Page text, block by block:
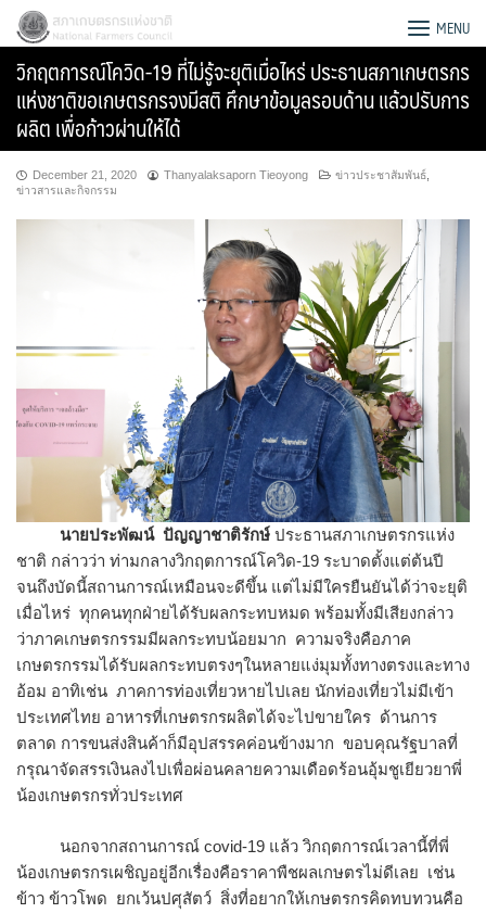
Skip
content
Search
สภาเกษตรกรแห่งชาติ MENU
วิกฤตการณ์โควิด-19 ที่ไม่รู้จะยุติเมื่อไหร่ ประธานสภาเกษตรกร
แห่งชาติขอเกษตรกรจงมีสติ ศึกษาข้อมูลรอบด้าน แล้วปรับการ
ผลิต เพื่อก้าวผ่านให้ได้
December 21, 2020 Thanyalaksaporn Tieoyong ข่าวประชาสัมพันธ์
ข่าวสารและกิจกรรม
นายประพัฒน์ ปัญญาชาติรักษ์ ประธานสภาเกษตรกรแห่ง
ชาติ กล่าวว่า ท่ามกลางวิกฤตการณ์โควิด-19 ระบาดตั้งแต่ต้นปี
จนถึงบัดนี้สถานการณ์เหมือนจะดีขึ้น แต่ไม่มีใครยืนยันได้ว่าจะยุติ
เมื่อไหร่ ทุกคนทุกฝ่ายได้รับผลกระทบหมด พร้อมทั้งมีเสียงกล่าว
ว่าภาคเกษตรกรรมมีผลกระทบน้อยมาก ความจริงคือภาค
เกษตรกรรมได้รับผลกระทบตรงๆในหลายแง่มุมทั้งทางตรงและทาง
อ้อม อาทิเช่น ภาคการท่องเที่ยวหายไปเลย นักท่องเที่ยวไม่มีเข้า
ประเทศไทย อาหารที่เกษตรกรผลิตได้จะไปขายใคร ด้านการ
ตลาด การขนส่งสินค้าก็มีอุปสรรคค่อนข้างมาก ขอบคุณรัฐบาลที่
กรุณาจัดสรรเงินลงไปเพื่อผ่อนคลายความเดือดร้อนอุ้มชูเยียวยาพี่
น้องเกษตรกรทั่วประเทศ
นอกจากสถานการณ์ covid-19 แล้ว วิกฤตการณ์เวลานี้ที่พี่
น้องเกษตรกรเผชิญอยู่อีกเรื่องคือราคาพืชผลเกษตรไม่ดีเลย เช่น
ข้าว ข้าวโพด ยกเว้นปศุสัตว์ สิ่งที่อยากให้เกษตรกรคิดทบทวนคือ